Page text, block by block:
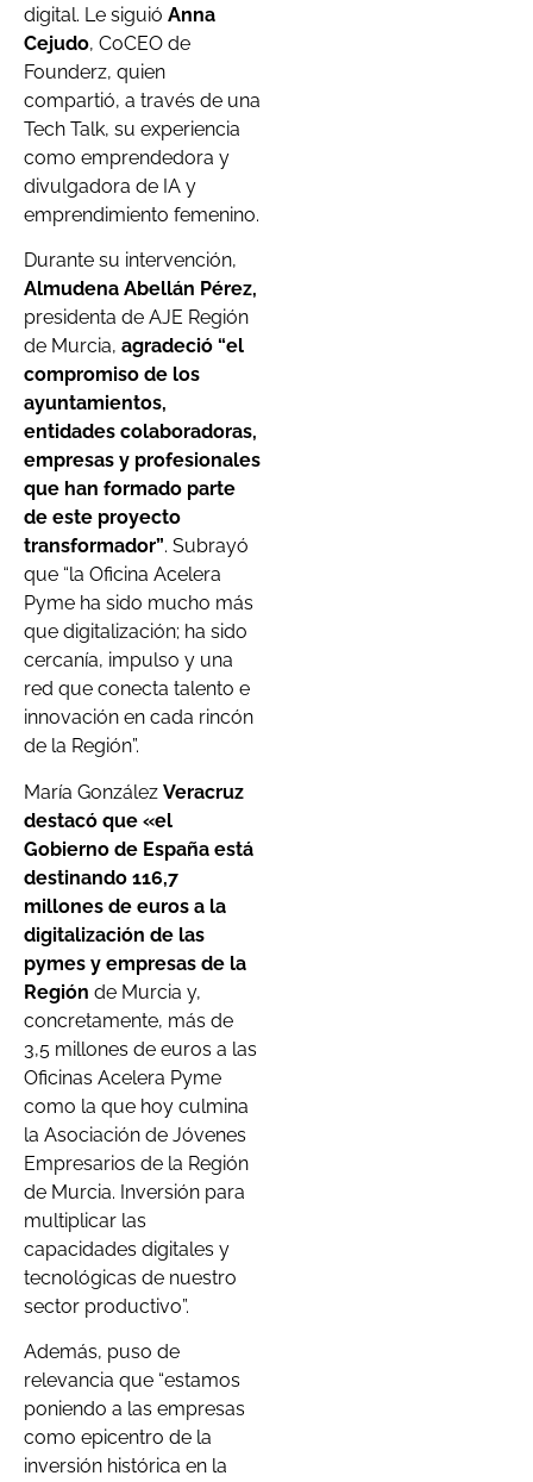
digital. Le siguió Anna
Cejudo, CoCEO de
Founderz, quien
compartió, a través de una
Tech Talk, su experiencia
como emprendedora y
divulgadora de IA y
emprendimiento femenino.
Durante su intervención,
Almudena Abellán Pérez,
presidenta de AJE Región
de Murcia, agradeció “el
compromiso de los
ayuntamientos,
entidades colaboradoras,
empresas y profesionales
que han formado parte
de este proyecto
transformador”. Subrayó
que “la Oficina Acelera
Pyme ha sido mucho más
que digitalización; ha sido
cercanía, impulso y una
red que conecta talento e
innovación en cada rincón
de la Región”.
María González Veracruz
destacó que «el
Gobierno de España está
destinando 116,7
millones de euros a la
digitalización de las
pymes y empresas de la
Región de Murcia y,
concretamente, más de
3,5 millones de euros a las
Oficinas Acelera Pyme
como la que hoy culmina
la Asociación de Jóvenes
Empresarios de la Región
de Murcia. Inversión para
multiplicar las
capacidades digitales y
tecnológicas de nuestro
sector productivo”.
Además, puso de
relevancia que “estamos
poniendo a las empresas
como epicentro de la
inversión histórica en la